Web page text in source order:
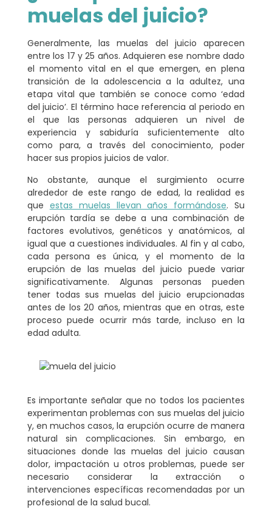
muelas del juicio?
Generalmente, las muelas del juicio aparecen
entre los 17 y 25 años. Adquieren ese nombre dado
el momento vital en el que emergen, en plena
transición de la adolescencia a la adultez, una
etapa vital que también se conoce como ‘edad
del juicio’. El término hace referencia al periodo en
el que las personas adquieren un nivel de
experiencia y sabiduría suficientemente alto
como para, a través del conocimiento, poder
hacer sus propios juicios de valor.
No obstante, aunque el surgimiento ocurre
alrededor de este rango de edad, la realidad es
que estas muelas llevan años formándose. Su
erupción tardía se debe a una combinación de
factores evolutivos, genéticos y anatómicos, al
igual que a cuestiones individuales. Al fin y al cabo,
cada persona es única, y el momento de la
erupción de las muelas del juicio puede variar
significativamente. Algunas personas pueden
tener todas sus muelas del juicio erupcionadas
antes de los 20 años, mientras que en otras, este
proceso puede ocurrir más tarde, incluso en la
edad adulta.
Es importante señalar que no todos los pacientes
experimentan problemas con sus muelas del juicio
y, en muchos casos, la erupción ocurre de manera
natural sin complicaciones. Sin embargo, en
situaciones donde las muelas del juicio causan
dolor, impactación u otros problemas, puede ser
necesario considerar la extracción o
intervenciones específicas recomendadas por un
profesional de la salud bucal.